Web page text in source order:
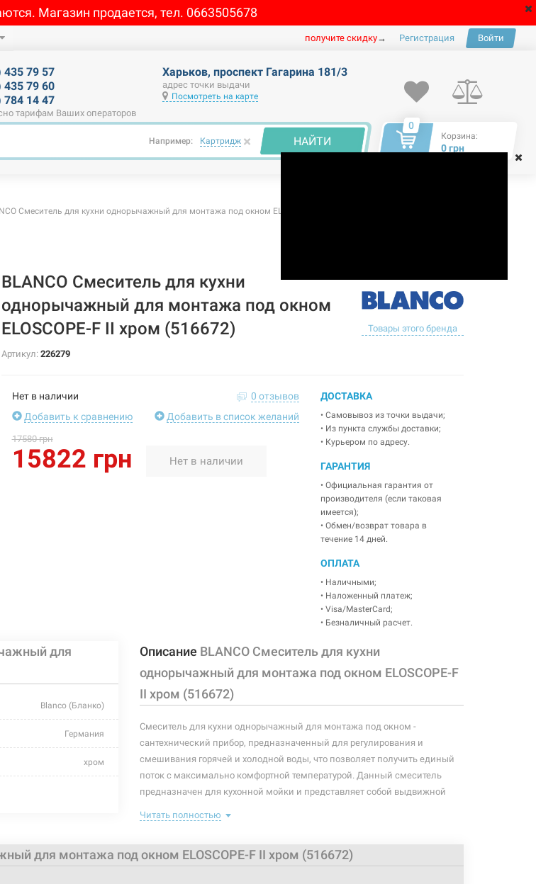
Магазин продается, тел. 0663505678
получите скидку→ Регистрация Войти
435 79 57
435 79 60
784 14 47
тарифам Ваших операторов
Харьков, проспект Гагарина 181/3
адрес точки выдачи
Посмотреть на карте
Например: Картридж × НАЙТИ
0
Корзина:
0 грн
Смеситель для кухни однорычажный для монтажа под окном ELOSCOPE-F II хром (516672)
BLANCO Смеситель для кухни
однорычажный для монтажа под окном
ELOSCOPE-F II хром (516672)
Товары этого бренда
Артикул: 226279
Нет в наличии
0 отзывов
Добавить к сравнению
Добавить в список желаний
17580 грн
15822 грн Нет в наличии
ДОСТАВКА
• Самовывоз из точки выдачи;
• Из пункта службы доставки;
• Курьером по адресу.
ГАРАНТИЯ
• Официальная гарантия от
производителя (если таковая
имеется);
• Обмен/возврат товара в
течение 14 дней.
ОПЛАТА
• Наличными;
• Наложенный платеж;
• Visa/MasterCard;
• Безналичный расчет.
для
Blanco (Бланко)
Германия
хром
Описание BLANCO Смеситель для кухни
однорычажный для монтажа под окном ELOSCOPE-F
II хром (516672)
Смеситель для кухни однорычажный для монтажа под окном -
сантехнический прибор, предназначенный для регулирования и
смешивания горячей и холодной воды, что позволяет получить единый
поток с максимально комфортной температурой. Данный смеситель
предназначен для кухонной мойки и представляет собой выдвижной
контролировать поток и температуру воды.
высота до аэратора регулируемая - 10-240 мм
Читать полностью
для монтажа под окном ELOSCOPE-F II хром (516672)